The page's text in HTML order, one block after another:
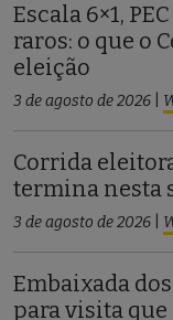
Escala 6×1,
raros: o que o
eleição
3 de agosto de 2026
Corrida
termina nesta
3 de agosto de 2026
Embaixada
para visita